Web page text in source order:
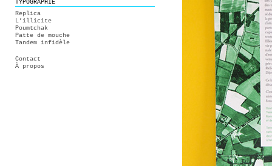
TYPOGRAPHIE
Replica
L’illicite
Poumtchak
Patte de mouche
Tandem infidèle
Contact
À propos